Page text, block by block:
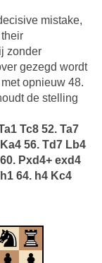
mistake,
zonder
gezegd wordt
opnieuw 48.
de stelling
Tc8 52. Ta7
56. Td7 Lb4
Pxd4+ exd4
64. h4 Kc4